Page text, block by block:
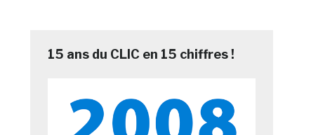
15 ans du CLIC en 15 chiffres !